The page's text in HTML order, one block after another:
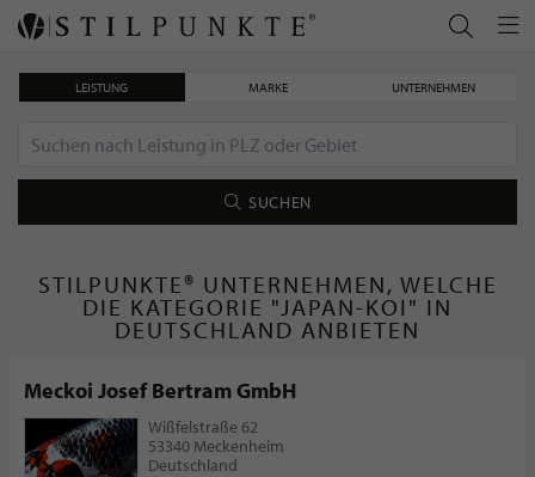
LEISTUNG MARKE UNTERNEHMEN
SUCHEN
STILPUNKTE® UNTERNEHMEN, WELCHE
DIE KATEGORIE "JAPAN-KOI" IN
DEUTSCHLAND ANBIETEN
Meckoi Josef Bertram GmbH
Wißfelstraße 62
53340 Meckenheim
Deutschland